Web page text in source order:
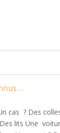
…
cas ? Des
lits Une